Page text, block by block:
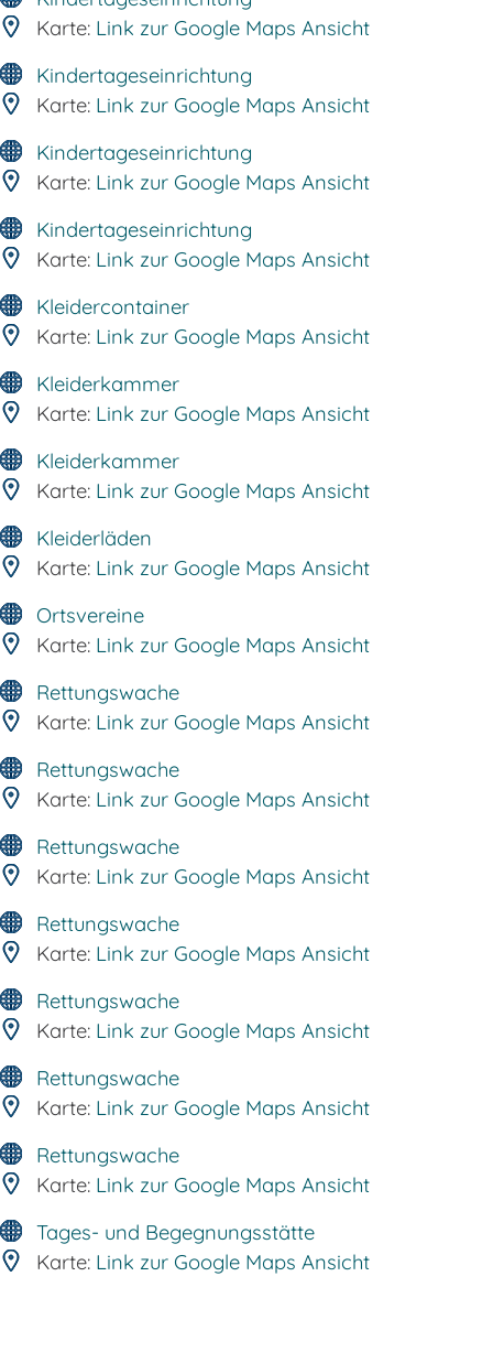
Karte: Link zur Google Maps Ansicht
Kindertageseinrichtung
Karte: Link zur Google Maps Ansicht
Kindertageseinrichtung
Karte: Link zur Google Maps Ansicht
Kindertageseinrichtung
Karte: Link zur Google Maps Ansicht
Kleidercontainer
Karte: Link zur Google Maps Ansicht
Kleiderkammer
Karte: Link zur Google Maps Ansicht
Kleiderkammer
Karte: Link zur Google Maps Ansicht
Kleiderläden
Karte: Link zur Google Maps Ansicht
Ortsvereine
Karte: Link zur Google Maps Ansicht
Rettungswache
Karte: Link zur Google Maps Ansicht
Rettungswache
Karte: Link zur Google Maps Ansicht
Rettungswache
Karte: Link zur Google Maps Ansicht
Rettungswache
Karte: Link zur Google Maps Ansicht
Rettungswache
Karte: Link zur Google Maps Ansicht
Rettungswache
Karte: Link zur Google Maps Ansicht
Rettungswache
Karte: Link zur Google Maps Ansicht
Tages- und Begegnungsstätte
Karte: Link zur Google Maps Ansicht